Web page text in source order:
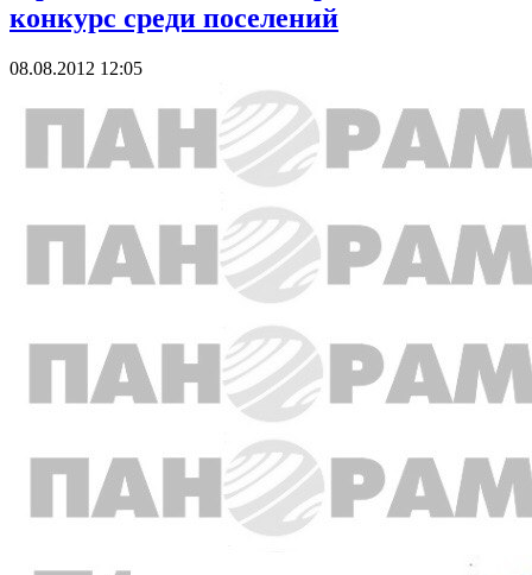
конкурс среди поселений
08.08.2012 12:05